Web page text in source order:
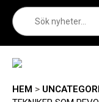
efter:
HEM >